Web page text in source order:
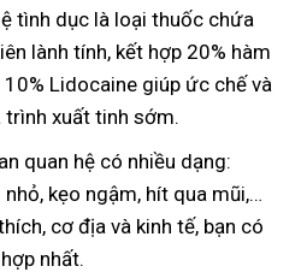
tình dục là loại thuốc chứa
lành tính, kết hợp 20% hàm
Lidocaine giúp ức chế và
trình xuất tinh sớm.
quan hệ có nhiều dạng:
kẹo ngậm, hít qua mũi,…
cơ địa và kinh tế, bạn có
nhất.